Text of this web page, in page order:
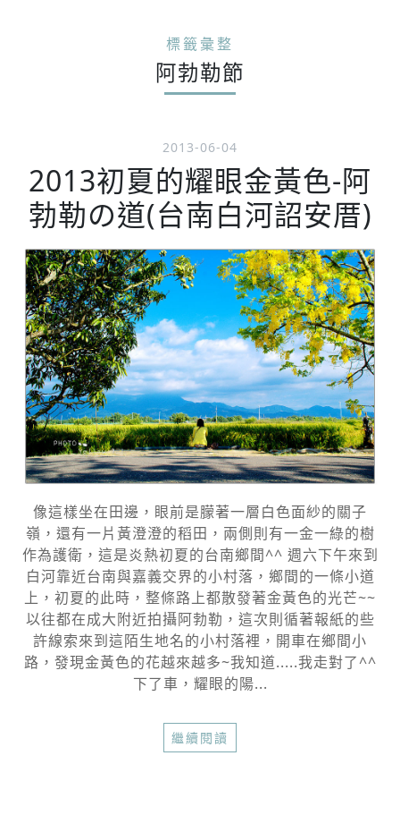
標籤彙整
阿勃勒節
2013-06-04
2013初夏的耀眼金黃色-阿
勃勒の道(台南白河詔安厝)
像這樣坐在田邊，眼前是朦著一層白色面紗的關子
嶺，還有一片黃澄澄的稻田，兩側則有一金一綠的樹
作為護衛，這是炎熱初夏的台南鄉間^^ 週六下午來到
白河靠近台南與嘉義交界的小村落，鄉間的一條小道
上，初夏的此時，整條路上都散發著金黃色的光芒~~
以往都在成大附近拍攝阿勃勒，這次則循著報紙的些
許線索來到這陌生地名的小村落裡，開車在鄉間小
路，發現金黃色的花越來越多~我知道.....我走對了^^
下了車，耀眼的陽...
繼續閱讀